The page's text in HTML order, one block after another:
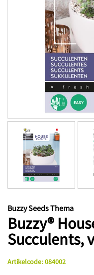
Buzzy Seeds Thema
Buzzy®
Succulents,
Artikelcode: 084002